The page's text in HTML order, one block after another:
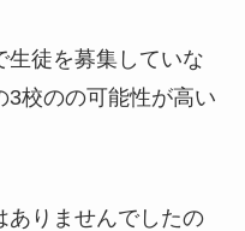
生徒を募集していな
3校のの可能性が高い
ありませんでしたの